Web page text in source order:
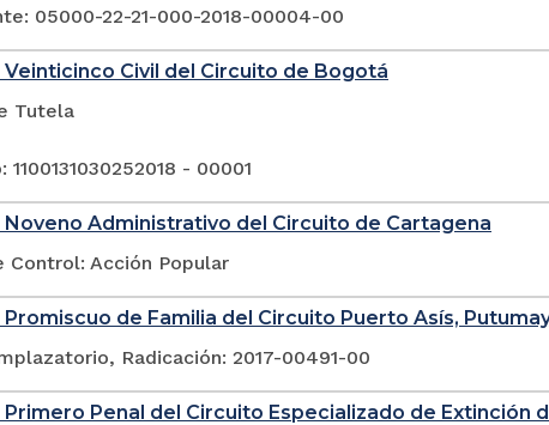
05000-22-21-000-2018-00004-00
Veinticinco Civil del Circuito de Bogotá
Tutela
1100131030252018 - 00001
Noveno Administrativo del Circuito de Cartagena
Control: Acción Popular
de Familia del Circuito Puerto Asís,
Radicación: 2017-00491-00
Penal del Circuito Especializado de Extinción